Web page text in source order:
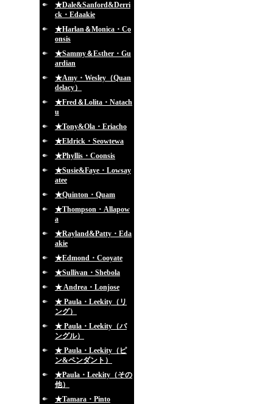
★Dale&Sanford&Derri
ck・Edaakie
★Harlan＆Monica・Co
onsis
★Sammy＆Esther・Gu
ardian
★Amy・Wesley（Quan
delacy）
★Fred＆Lolita・Natach
u
★Tony&Ola・Eriacho
★Eldrick・Seowtewa
★Phyllis・Coonsis
★Susie&Faye・Lowsay
atee
★Quinton・Quam
★Thompson・Allapow
a
★Rayland&Patty・Eda
akie
★Edmond・Cooyate
★Sullivan・Shebola
★ Andrea・Lonjose
★ Paula・Leekity（リ
ング）
★ Paula・Leekity（バ
ングル）
★ Paula・Leekity（ピ
ン&ペンダント）
★Paula・Leekity（その
他）
★Tamara・Pinto